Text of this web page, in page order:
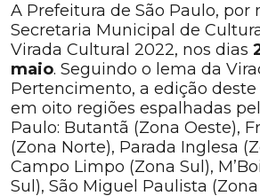
A Prefeitura de São Paulo, por
Secretaria Municipal de
Virada Cultural 2022, nos dias
maio. Seguindo o lema da
Pertencimento, a edição deste
em oito regiões espalhadas
Paulo: Butantã (Zona Oeste),
(Zona Norte), Parada Inglesa
Campo Limpo (Zona Sul),
Sul), São Miguel Paulista